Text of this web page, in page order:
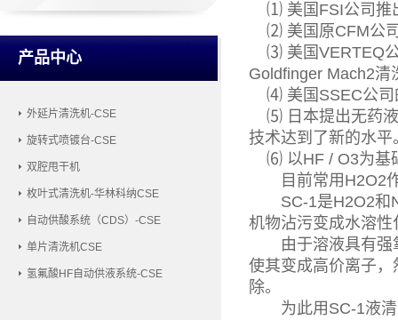
产品中心
外延片清洗机-CSE
旋转式喷镀台-CSE
双腔甩干机
枚叶式清洗机-华林科纳CSE
自动供酸系统（CDS）-CSE
单片清洗机CSE
氢氟酸HF自动供液系统-CSE
⑴ 美国FSI公司推
⑵ 美国原CFM公司
⑶ 美国VERTEQ公
Goldfinger Mach2
⑷ 美国SSEC公司
⑸ 日本提出无药液
技术达到了新的水
⑹ 以HF / O3为基
目前常用H2O2作
SC-1是H2O2和
机物沾污变成水溶
由于溶液具有强氧
使其变成高价离子
除。
为此用SC-1液清